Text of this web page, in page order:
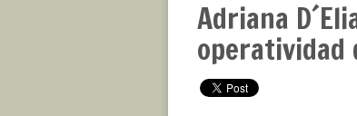
Adriana
operatividad